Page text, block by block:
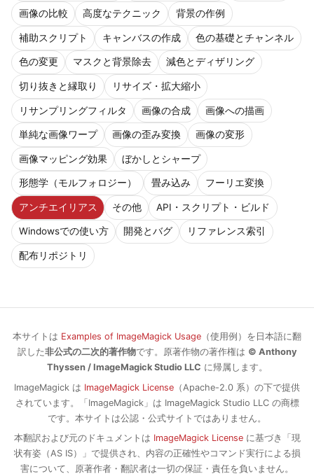
画像の比較 高度なテクニック 背景の作例
補助スクリプト キャンバスの作成 色の基礎とチャンネル
色の変更 マスクと背景除去 減色とディザリング
切り抜きと縁取り リサイズ・拡大縮小
リサンプリングフィルタ 画像の合成 画像への描画
単純な画像ワープ 画像の歪み変換 画像の変形
画像マッピング効果 ぼかしとシャープ
形態学（モルフォロジー） 畳み込み フーリエ変換
アンチエイリアス その他 API・スクリプト・ビルド
Windowsでの使い方 開発とバグ リファレンス索引
配布リポジトリ
本サイトは Examples of ImageMagick Usage （使用例）を日本語に翻
訳した非公式の二次的著作物です。原著作物の著作権は © Anthony
Thyssen / ImageMagick Studio LLC に帰属します。
ImageMagick は ImageMagick License （Apache-2.0 系）の下で提供
されています。「ImageMagick」は ImageMagick Studio LLC の商標
です。本サイトは公認・公式サイトではありません。
本翻訳および元のドキュメントは ImageMagick Licenseに基づき「現
状有姿（AS IS）」で提供され、内容の正確性やコマンド実行による損
害について、原著作者・翻訳者は一切の保証・責任を負いません。